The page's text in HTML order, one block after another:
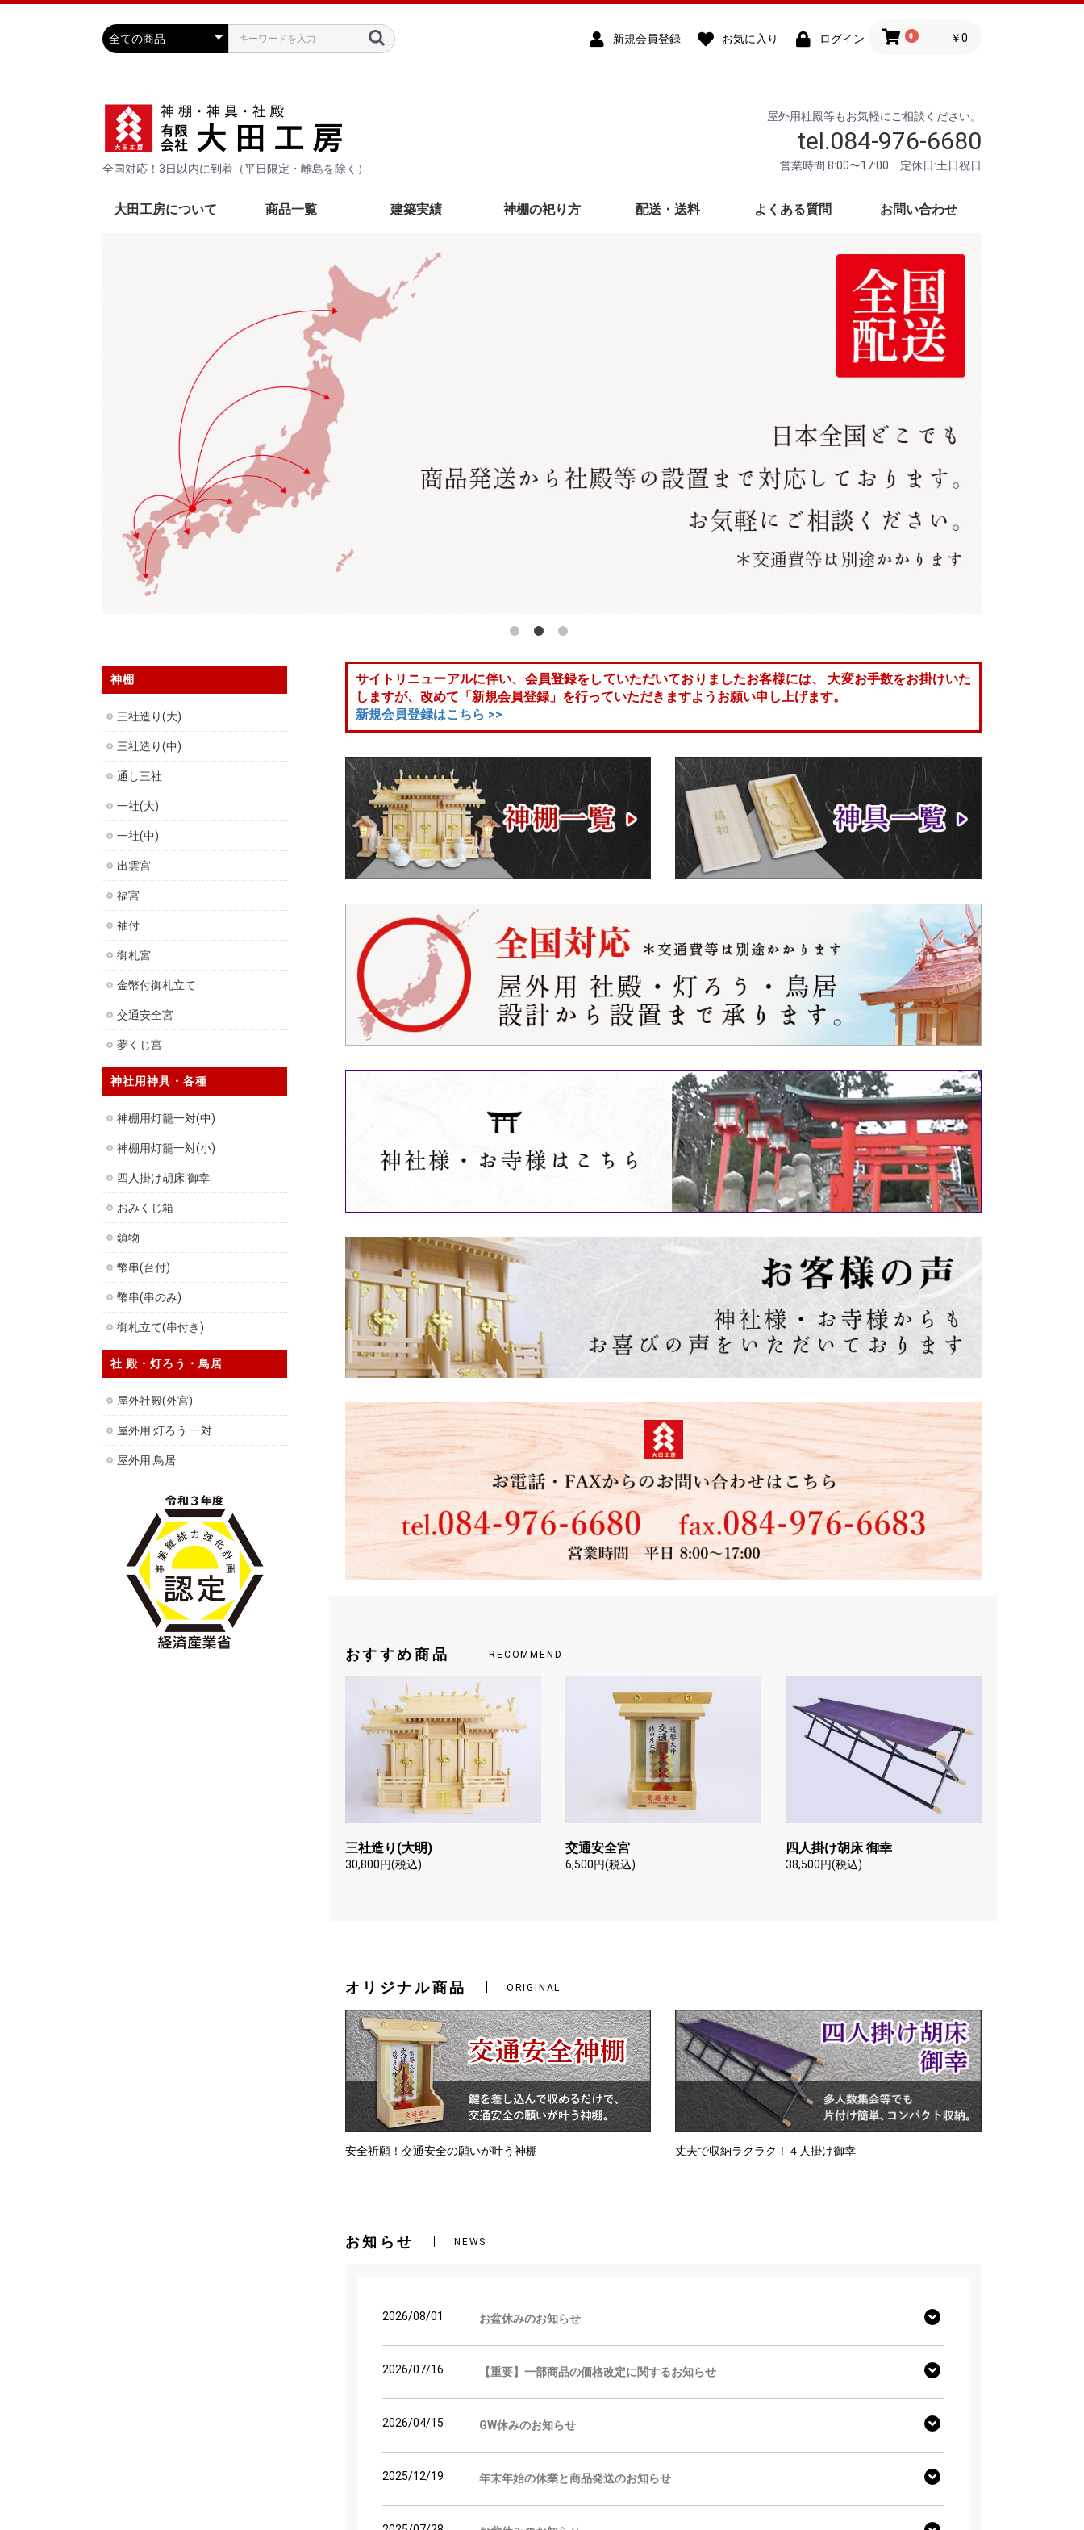
新規会員登録 お気に入り ログイン 0 ￥0
全国対応！3日以内に到着 （平日限定・離島を除く）
屋外用社殿等もお気軽にご相談ください。
tel.084-976-6680
営業時間 8:00〜17:00 定休日:土日祝日
大田工房について 商品一覧 建築実績 神棚の祀り方 配送・送料 よくある質問 お問い合わせ
神棚
三社造り(大)
三社造り(中)
通し三社
一社(大)
一社(中)
出雲宮
福宮
袖付
御札宮
金幣付御札立て
交通安全宮
夢くじ宮
神社用神具・各種
神棚用灯籠一対(中)
神棚用灯籠一対(小)
四人掛け胡床 御幸
おみくじ箱
鎮物
幣串(台付)
幣串(串のみ)
御札立て(串付き)
社 殿・灯ろう・鳥居
屋外社殿(外宮)
屋外用 灯ろう 一対
屋外用 鳥居
サイトリニューアルに伴い、会員登録をしていただいておりましたお客様には、 大変お手数をお掛けいた
しますが、改めて「新規会員登録」を行っていただきますようお願い申し上げます。
新規会員登録はこちら >>
おすすめ商品 RECOMMEND
三社造り(大明)
30,800円(税込)
交通安全宮
6,500円(税込)
四人掛け胡床 御幸
38,500円(税込)
オリジナル商品 ORIGINAL
安全祈願！交通安全の願いが叶う神棚 丈夫で収納ラクラク！４人掛け御幸
お知らせ NEWS
2026/08/01 お盆休みのお知らせ
2026/07/16 【重要】一部商品の価格改定に関するお知らせ
2026/04/15 GW休みのお知らせ
2025/12/19 年末年始の休業と商品発送のお知らせ